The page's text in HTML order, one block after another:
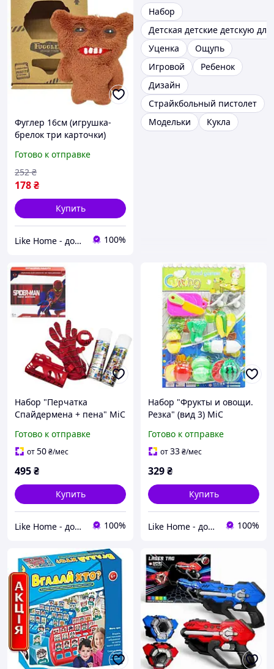
Фуглер 16см (игрушка-
брелок три карточки)
Готово к отправке
178₴
252 ₴
Купить
Like Home - домашний уют для всей семьи. Будьте как дома 🤗 100%
Набор
Детская детские детскую
Уценка
Ощупь
Игровой
Ребенок
Дизайн
Страйкбольный пистолет
Модельки
Кукла
Набор "Перчатка
Спайдермена + пена" MiC
Готово к отправке
от50₴/мес
495₴
Купить
Like Home - домашний уют для всей семьи. Будьте как дома 🤗 100%
Набор "Фрукты и овощи.
Резка" (вид 3) MiC
Готово к отправке
от33₴/мес
329₴
Купить
Like Home - домашний уют для всей семьи. Будьте как дома 🤗 100%